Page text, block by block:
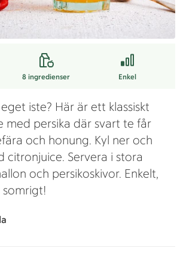
8 ingredienser Enkel
iste? Här är ett klassiskt
med persika där svart te får
och honung. Kyl ner och
citronjuice. Servera i stora
och persikoskivor. Enkelt,
somrigt!